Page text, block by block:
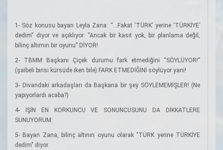
1- Söz konusu bayan Leyla Zana: “...Fakat ‘TÜRK’ yerine ‘TÜRKİYE’
dedim” diyor ve açıklıyor: “Ancak bir kasıt yok, bir planlama değil,
bilinç altımın bir oyunu” DİYOR!
2- TBMM Başkanı Çiçek durumu fark etmediğini “SÖYLÜYOR!”
(şaibeli birisi kürsüde iken bile) FARK ETMEDİĞİNİ söylüyor yani!
3- Divandaki arkadaşları da Başkana bir şey SÖYLEMEMİŞLER! (Ne
yapıyorlardı acaba?)
4- İŞİN EN KORKUNCU VE SONUNCUSUNU DA DİKKATLERE
SUNUYORUM:
5- Bayan Zana, bilinç altının oyunu olarak "TÜRK yerine TÜRKİYE
dedim" diyor.